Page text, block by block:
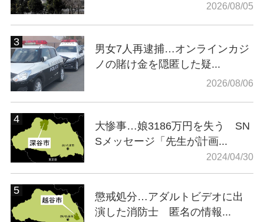
2026/08/05
男女7人再逮捕…オンラインカジ
ノの賭け金を隠匿した疑...
2026/08/06
大惨事…娘3186万円を失う SN
Sメッセージ「先生が計画...
2024/04/30
懲戒処分…アダルトビデオに出
演した消防士 匿名の情報...